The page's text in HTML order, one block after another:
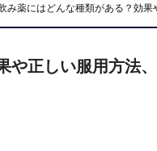
み薬にはどんな種類がある？効
や正しい服用方法